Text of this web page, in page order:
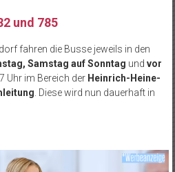
und 785
fahren die Busse jeweils in den
Samstag auf Sonntag und vor
Uhr im Bereich der Heinrich-Heine-
. Diese wird nun dauerhaft in